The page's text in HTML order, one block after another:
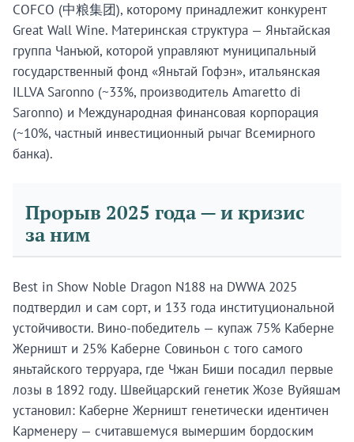
COFCO (中粮集团), которому принадлежит конкурент
Great Wall Wine. Материнская структура — Яньтайская
группа Чанъюй, которой управляют муниципальный
государственный фонд «Яньтай Гофэн», итальянская
ILLVA Saronno (~33%, производитель Amaretto di
Saronno) и Международная финансовая корпорация
(~10%, частный инвестиционный рычаг Всемирного
банка).
Прорыв 2025 года — и кризис
за ним
Best in Show Noble Dragon N188 на DWWA 2025
подтвердил и сам сорт, и 133 года институциональной
устойчивости. Вино-победитель — купаж 75% Каберне
Жерништ и 25% Каберне Совиньон с того самого
яньтайского терруара, где Чжан Биши посадил первые
лозы в 1892 году. Швейцарский генетик Жозе Вуйяшам
установил: Каберне Жерништ генетически идентичен
Карменеру — считавшемуся вымершим бордоским